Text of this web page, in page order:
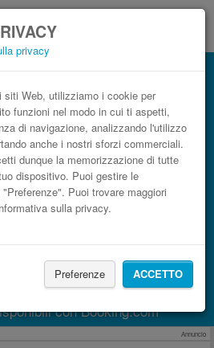
privacy
siti Web, utilizziamo i cookie per
funzioni nel modo in cui ti aspetti,
di navigazione, analizzando l'utilizzo
anche i nostri sforzi commerciali.
dunque la memorizzazione di tutte
dispositivo. Puoi gestire le
Puoi trovare maggiori
sulla privacy.
Preferenze ACCETTO
Tignes low cost
del pullman più economico
con Booking.com
Annuncio